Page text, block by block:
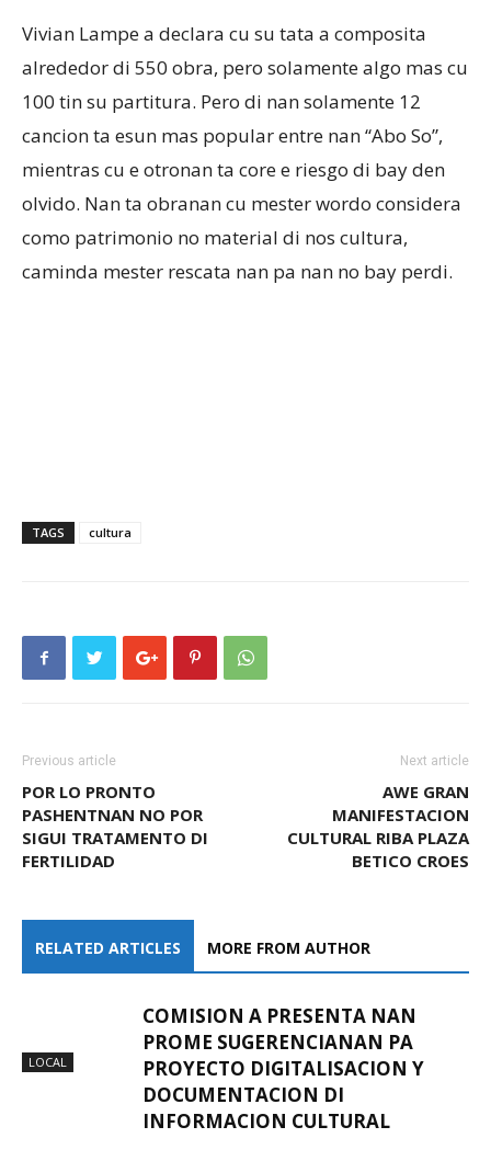
Vivian Lampe a declara cu su tata a composita
alrededor di 550 obra, pero solamente algo mas cu
100 tin su partitura. Pero di nan solamente 12
cancion ta esun mas popular entre nan “Abo So”,
mientras cu e otronan ta core e riesgo di bay den
olvido. Nan ta obranan cu mester wordo considera
como patrimonio no material di nos cultura,
caminda mester rescata nan pa nan no bay perdi.
TAGS cultura
Previous article
POR LO PRONTO
PASHENTNAN NO POR
SIGUI TRATAMENTO DI
FERTILIDAD
Next article
AWE GRAN
MANIFESTACION
CULTURAL RIBA PLAZA
BETICO CROES
RELATED ARTICLES MORE FROM AUTHOR
LOCAL
COMISION A PRESENTA NAN
PROME SUGERENCIANAN PA
PROYECTO DIGITALISACION Y
DOCUMENTACION DI
INFORMACION CULTURAL